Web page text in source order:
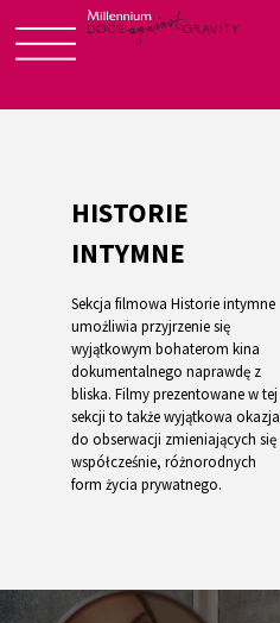
to
Login
HISTORIE
INTYMNE
Sekcja filmowa Historie intymne
umożliwia przyjrzenie się
wyjątkowym bohaterom kina
dokumentalnego naprawdę z
bliska. Filmy prezentowane w tej
sekcji to także wyjątkowa okazja
do obserwacji zmieniających się
współcześnie, różnorodnych
form życia prywatnego.